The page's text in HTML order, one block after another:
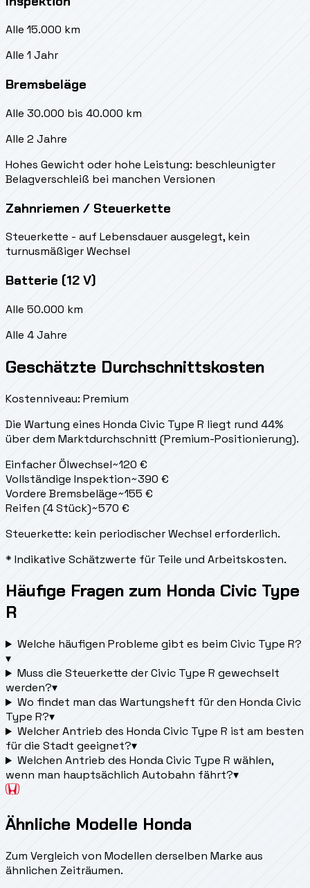
Alle 15.000 km
Alle 1 Jahr
Bremsbeläge
Alle 30.000 bis 40.000 km
Alle 2 Jahre
Hohes Gewicht oder hohe Leistung: beschleunigter
Belagverschleiß bei manchen Versionen
Zahnriemen / Steuerkette
Steuerkette - auf Lebensdauer ausgelegt, kein
turnusmäßiger Wechsel
Batterie (12 V)
Alle 50.000 km
Alle 4 Jahre
Geschätzte Durchschnittskosten
Kostenniveau: Premium
Die Wartung eines Honda Civic Type R liegt rund 44%
über dem Marktdurchschnitt (Premium-Positionierung).
Einfacher Ölwechsel~120 €
Vollständige Inspektion~390 €
Vordere Bremsbeläge~155 €
Reifen (4 Stück)~570 €
Steuerkette: kein periodischer Wechsel erforderlich.
* Indikative Schätzwerte für Teile und Arbeitskosten.
Häufige Fragen zum Honda Civic Type
R
Welche häufigen Probleme gibt es beim Civic Type R?
▾
Muss die Steuerkette der Civic Type R gewechselt
werden?▾
Wo findet man das Wartungsheft für den Honda Civic
Type R?▾
Welcher Antrieb des Honda Civic Type R ist am besten
für die Stadt geeignet?▾
Welchen Antrieb des Honda Civic Type R wählen,
wenn man hauptsächlich Autobahn fährt?▾
Ähnliche Modelle Honda
Zum Vergleich von Modellen derselben Marke aus
ähnlichen Zeiträumen.